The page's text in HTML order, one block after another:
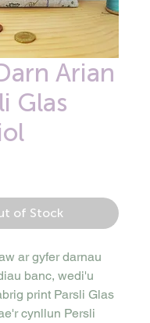
Arian
Glas
of Stock
ar gyfer darnau
banc, wedi'u
print Parsli Glas
cynllun Persli